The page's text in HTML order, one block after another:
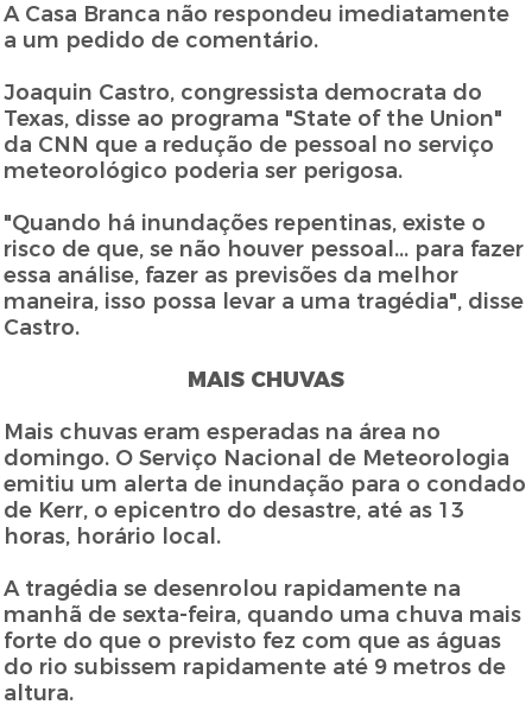
A Casa Branca não respondeu imediatamente
a um pedido de comentário.
Joaquin Castro, congressista democrata do
Texas, disse ao programa "State of the Union"
da CNN que a redução de pessoal no serviço
meteorológico poderia ser perigosa.
"Quando há inundações repentinas, existe o
risco de que, se não houver pessoal... para fazer
essa análise, fazer as previsões da melhor
maneira, isso possa levar a uma tragédia", disse
Castro.
MAIS CHUVAS
Mais chuvas eram esperadas na área no
domingo. O Serviço Nacional de Meteorologia
emitiu um alerta de inundação para o condado
de Kerr, o epicentro do desastre, até as 13
horas, horário local.
A tragédia se desenrolou rapidamente na
manhã de sexta-feira, quando uma chuva mais
forte do que o previsto fez com que as águas
do rio subissem rapidamente até 9 metros de
altura.